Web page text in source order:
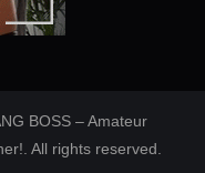
BOSS – Amateur
All rights reserved.